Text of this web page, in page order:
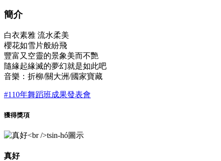
簡介
白衣素雅 流水柔美
櫻花如雪片般紛飛
豐富又空靈的景象美而不艷
隨緣起緣滅的夢幻就是如此吧
音樂：折柳/關大洲/國家寶藏
#110年舞蹈班成果發表會
獲得獎項
真好